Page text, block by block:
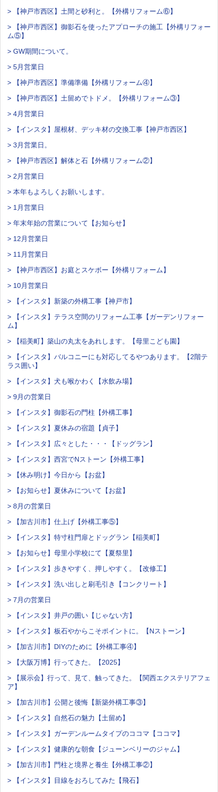
> 【神戸市西区】土間と砂利と。【外構リフォーム⑥】
> 【神戸市西区】御影石を使ったアプローチの施工【外構リフォー
ム⑤】
> GW期間について。
> 5月営業日
> 【神戸市西区】準備準備【外構リフォーム④】
> 【神戸市西区】土留めでトドメ。【外構リフォーム③】
> 4月営業日
> 【インスタ】屋根材、デッキ材の交換工事【神戸市西区】
> 3月営業日。
> 【神戸市西区】解体と石【外構リフォーム②】
> 2月営業日
> 本年もよろしくお願いします。
> 1月営業日
> 年末年始の営業について【お知らせ】
> 12月営業日
> 11月営業日
> 【神戸市西区】お庭とスケボー【外構リフォーム】
> 10月営業日
> 【インスタ】新築の外構工事【神戸市】
> 【インスタ】テラス空間のリフォーム工事【ガーデンリフォー
ム】
> 【稲美町】築山の丸太をあれします。【母里こども園】
> 【インスタ】バルコニーにも対応してるやつあります。【2階テ
ラス囲い】
> 【インスタ】犬も喉かわく【水飲み場】
> 9月の営業日
> 【インスタ】御影石の門柱【外構工事】
> 【インスタ】夏休みの宿題【貞子】
> 【インスタ】広々とした・・・【ドッグラン】
> 【インスタ】西宮でNストーン【外構工事】
> 【休み明け】今日から【お盆】
> 【お知らせ】夏休みについて【お盆】
> 8月の営業日
> 【加古川市】仕上げ【外構工事⑤】
> 【インスタ】特寸柱門扉とドッグラン【稲美町】
> 【お知らせ】母里小学校にて【夏祭里】
> 【インスタ】歩きやすく、押しやすく。【改修工】
> 【インスタ】洗い出しと刷毛引き【コンクリート】
> 7月の営業日
> 【インスタ】井戸の囲い【じゃない方】
> 【インスタ】板石やからこそポイントに。【Nストーン】
> 【加古川市】DIYのために【外構工事④】
> 【大阪万博】行ってきた。【2025】
> 【展示会】行って、見て、触ってきた。【関西エクステリアフェ
ア】
> 【加古川市】公開と後悔【新築外構工事③】
> 【インスタ】自然石の魅力【土留め】
> 【インスタ】ガーデンルームタイプのココマ【ココマ】
> 【インスタ】健康的な朝食【ジューンベリーのジャム】
> 【加古川市】門柱と境界と養生【外構工事②】
> 【インスタ】目線をおろしてみた【飛石】